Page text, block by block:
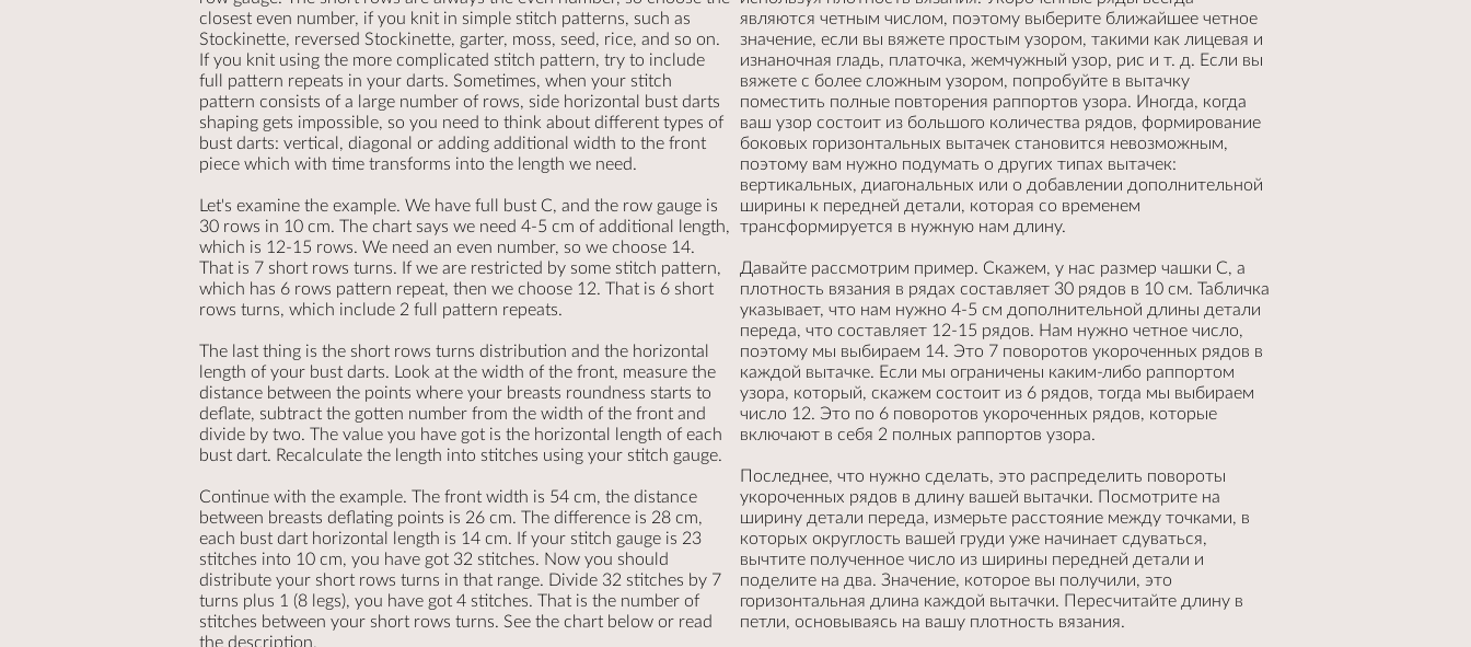
closest even number, if you knit in simple stitch patterns, such as
Stockinette, reversed Stockinette, garter, moss, seed, rice, and so on.
If you knit using the more complicated stitch pattern, try to include
full pattern repeats in your darts. Sometimes, when your stitch
pattern consists of a large number of rows, side horizontal bust darts
shaping gets impossible, so you need to think about different types of
bust darts: vertical, diagonal or adding additional width to the front
piece which with time transforms into the length we need.
Let's examine the example. We have full bust C, and the row gauge is
30 rows in 10 cm. The chart says we need 4-5 cm of additional length,
which is 12-15 rows. We need an even number, so we choose 14.
That is 7 short rows turns. If we are restricted by some stitch pattern,
which has 6 rows pattern repeat, then we choose 12. That is 6 short
rows turns, which include 2 full pattern repeats.
The last thing is the short rows turns distribution and the horizontal
length of your bust darts. Look at the width of the front, measure the
distance between the points where your breasts roundness starts to
deflate, subtract the gotten number from the width of the front and
divide by two. The value you have got is the horizontal length of each
bust dart. Recalculate the length into stitches using your stitch gauge.
Continue with the example. The front width is 54 cm, the distance
between breasts deflating points is 26 cm. The difference is 28 cm,
each bust dart horizontal length is 14 cm. If your stitch gauge is 23
stitches into 10 cm, you have got 32 stitches. Now you should
distribute your short rows turns in that range. Divide 32 stitches by 7
turns plus 1 (8 legs), you have got 4 stitches. That is the number of
stitches between your short rows turns. See the chart below or read
the description.
являются четным числом, поэтому выберите ближайшее четное
значение, если вы вяжете простым узором, такими как лицевая и
изнаночная гладь, платочка, жемчужный узор, рис и т. д. Если вы
вяжете с более сложным узором, попробуйте в вытачку
поместить полные повторения раппортов узора. Иногда, когда
ваш узор состоит из большого количества рядов, формирование
боковых горизонтальных вытачек становится невозможным,
поэтому вам нужно подумать о других типах вытачек:
вертикальных, диагональных или о добавлении дополнительной
ширины к передней детали, которая со временем
трансформируется в нужную нам длину.
Давайте рассмотрим пример. Скажем, у нас размер чашки C, а
плотность вязания в рядах составляет 30 рядов в 10 см. Табличка
указывает, что нам нужно 4-5 см дополнительной длины детали
переда, что составляет 12-15 рядов. Нам нужно четное число,
поэтому мы выбираем 14. Это 7 поворотов укороченных рядов в
каждой вытачке. Если мы ограничены каким-либо раппортом
узора, который, скажем состоит из 6 рядов, тогда мы выбираем
число 12. Это по 6 поворотов укороченных рядов, которые
включают в себя 2 полных раппортов узора.
Последнее, что нужно сделать, это распределить повороты
укороченных рядов в длину вашей вытачки. Посмотрите на
ширину детали переда, измерьте расстояние между точками, в
которых округлость вашей груди уже начинает сдуваться,
вычтите полученное число из ширины передней детали и
поделите на два. Значение, которое вы получили, это
горизонтальная длина каждой вытачки. Пересчитайте длину в
петли, основываясь на вашу плотность вязания.